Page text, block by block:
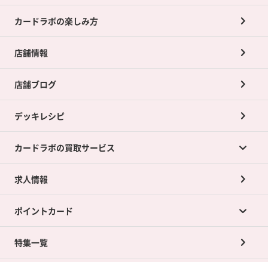
カードラボの楽しみ方
店舗情報
店舗ブログ
デッキレシピ
カードラボの買取サービス
カードラボの買取サービスTOP
店舗買取について
ネット買取について
求人情報
ポイントカード
ポイントカードTOP
特集一覧